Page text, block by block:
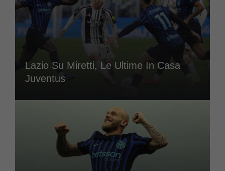
Lazio Su Miretti, Le Ultime In Casa
Juventus